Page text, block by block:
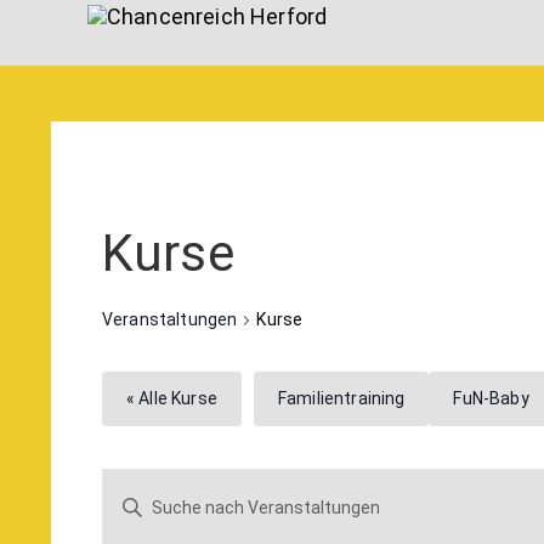
Kurse
Veranstaltungen Kurse
« Alle Kurse Familientraining FuN-Baby
Veranstaltungen
Bitte